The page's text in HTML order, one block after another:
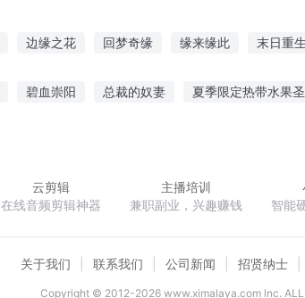
边缘之花 回梦奇缘 缘来缘此 末日重
碧血崇阳 总裁的奴妻 夏季限定热带水果
云剪辑
在线音频剪辑神器
主播培训
兼职副业，兴趣赚钱
智能
关于我们 联系我们 公司新闻 招贤纳士
Copyright © 2012-2026www.ximalaya.com lnc.